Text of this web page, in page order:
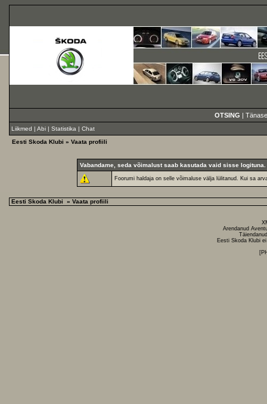
OTSING |
Liikmed | Abi | Statistika | Chat
Eesti Skoda Klubi » Vaata profiili
Vabandame, seda võimalust saab kasutada vaid sisse logituna.
Foorumi haldaja on selle võimaluse välja lülitanud. Kui sa
Eesti Skoda Klubi » Vaata profiili
Arendanud
Eesti Skoda Klubi